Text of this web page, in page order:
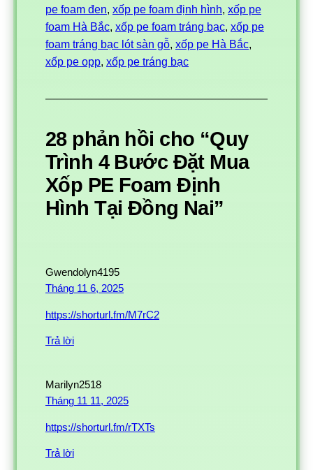
pe foam đen, xốp pe foam định hình, xốp pe
foam Hà Bắc, xốp pe foam tráng bạc, xốp pe
foam tráng bạc lót sàn gỗ, xốp pe Hà Bắc
xốp pe opp, xốp pe tráng bạc
28 phản hồi cho “Quy
Trình 4 Bước Đặt Mua
Xốp PE Foam Định
Hình Tại Đồng Nai”
Gwendolyn4195
Tháng 11 6, 2025
https://shorturl.fm/M7rC2
Trả lời
Marilyn2518
Tháng 11 11, 2025
https://shorturl.fm/rTXTs
Trả lời